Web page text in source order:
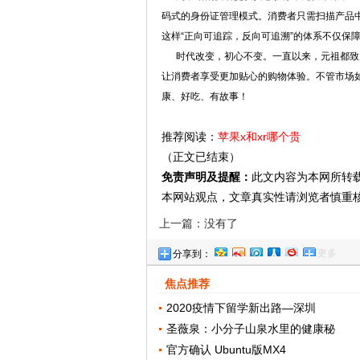
码式的身份证管理模式。消费者只需扫描产
这样“正向可追踪，反向可追溯”的体系不仅保
时代改变，初心不变。一直以来，元祖都致
让消费者享受更加贴心的购物体验。不管市
康、好吃、有故事！
推荐阅读： 苹果x和xr哪个贵
（正文已结束）
免责声明及提醒： 此文内容为本网所转
本网站观点，文章真实性请浏览者慎重
上一篇：没有了
分享到： 更多
焦点推荐
2020疫情下留学新出路—深圳
圣薇泉：小分子山泉水里的健康秘
官方确认 Ubuntu版MX4